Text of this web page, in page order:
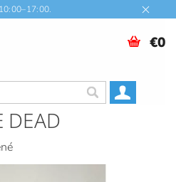
€0
DEAD